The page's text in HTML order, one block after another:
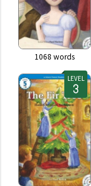
1068 words
LEVEL